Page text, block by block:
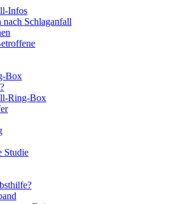
Infos
nach Schlaganfall
Box
Ring-Box
Studie